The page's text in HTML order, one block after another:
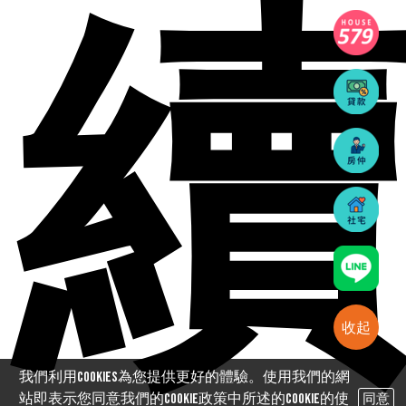
收起
續
我們利用cookies為您提供更好的體驗。使用我們的網
站即表示您同意我們的Cookie政策中所述的Cookie的使
同意